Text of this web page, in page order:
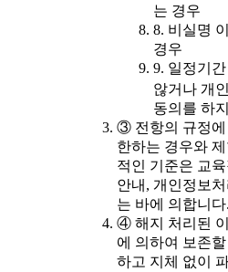
는 경우
8. 비실명
경우
9. 일정기
않거나 개
동의를 하
③ 전항의 규정에
한하는 경우와
적인 기준은 교
안내, 개인정보
는 바에 의합니다.
④ 해지 처리된
에 의하여 보존
하고 지체 없이